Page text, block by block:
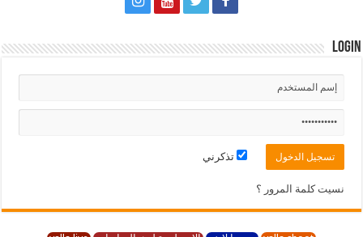
Login
تذكرني
نسيت كلمة المرور ؟